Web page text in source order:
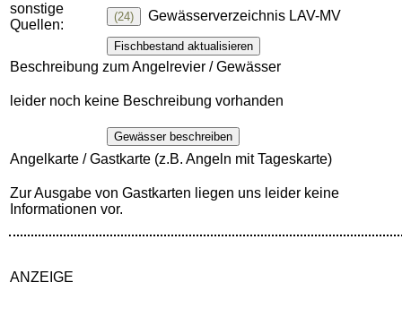
sonstige
Quellen:
(24) Gewässerverzeichnis LAV-MV
Fischbestand aktualisieren
Beschreibung zum Angelrevier / Gewässer
leider noch keine Beschreibung vorhanden
Gewässer beschreiben
Angelkarte / Gastkarte (z.B. Angeln mit Tageskarte)
Zur Ausgabe von Gastkarten liegen uns leider keine
Informationen vor.
ANZEIGE